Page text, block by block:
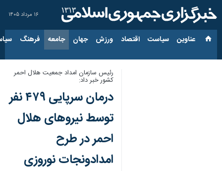
۱۶ مرداد ۱۴۰۵
عناوین‌ سیاست اقتصاد ورزش جهان جامعه فرهنگ
رئیس سازمان امداد جمعیت هلال احمر
کشور خبر داد:
درمان سرپایی ۴۷۹ نفر
توسط نیروهای هلال
احمر در طرح
امدادونجات نوروزی